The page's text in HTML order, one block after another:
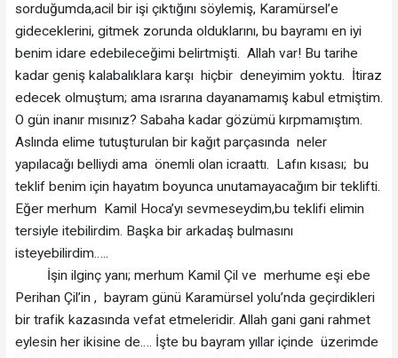
sorduğumda,acil bir işi çıktığını söylemiş, Karamürsel’e
gideceklerini, gitmek zorunda olduklarını, bu bayramı en iyi
benim idare edebileceğimi belirtmişti. Allah var! Bu tarihe
kadar geniş kalabalıklara karşı hiçbir deneyimim yoktu. İtiraz
edecek olmuştum; ama ısrarına dayanamamış kabul etmiştim.
O gün inanır mısınız? Sabaha kadar gözümü kırpmamıştım.
Aslında elime tutuşturulan bir kağıt parçasında neler
yapılacağı belliydi ama önemli olan icraattı. Lafın kısası; bu
teklif benim için hayatım boyunca unutamayacağım bir teklifti.
Eğer merhum Kamil Hoca’yı sevmeseydim,bu teklifi elimin
tersiyle itebilirdim. Başka bir arkadaş bulmasını
isteyebilirdim…..
İşin ilginç yanı; merhum Kamil Çil ve merhume eşi ebe
Perihan Çil’in , bayram günü Karamürsel yolu’nda geçirdikleri
bir trafik kazasında vefat etmeleridir. Allah gani gani rahmet
eylesin her ikisine de…. İşte bu bayram yıllar içinde üzerimde